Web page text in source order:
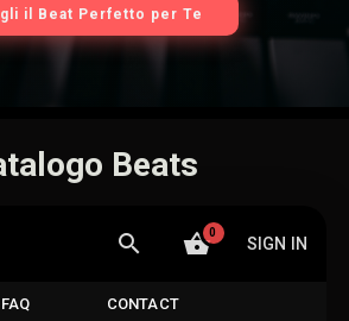
il Beat Perfetto per Te
Beats